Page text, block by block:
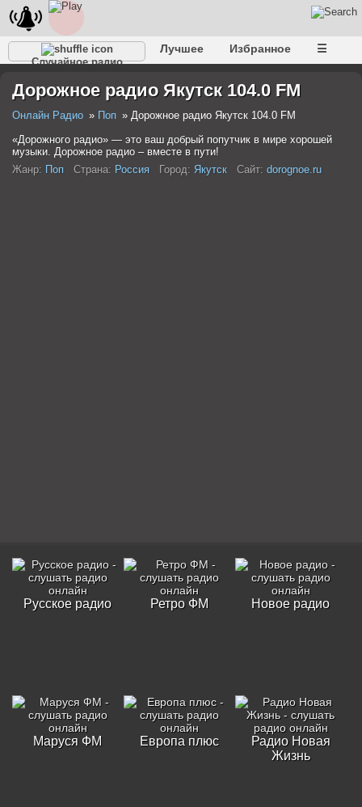
Случайное радио
Лучшее Избранное ☰
Дорожное радио Якутск 104.0 FM
Онлайн Радио Поп
Дорожное радио Якутск 104.0 FM
«Дорожного радио» — это ваш добрый попутчик в мире хорошей
музыки. Дорожное радио – вместе в пути!
Жанр: Поп Страна: Россия Город: Якутск Сайт: dorognoe.ru
Русское радио Ретро ФМ Новое радио
Маруся ФМ Европа плюс
Радио Новая
Жизнь